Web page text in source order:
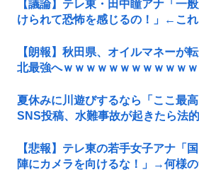
【議論】テレ東・田中瞳アナ「一
けられて恐怖を感じるの！」←これ
【朗報】秋田県、オイルマネーが
北最強へｗｗｗｗｗｗｗｗｗｗｗｗ
夏休みに川遊びするなら「ここ最
SNS投稿、水難事故が起きたら法
【悲報】テレ東の若手女子アナ「
陣にカメラを向けるな！」→何様